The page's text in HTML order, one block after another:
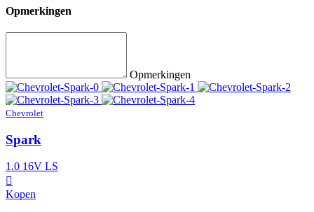
Opmerkingen
Opmerkingen
Chevrolet
Spark
1.0 16V LS
Kopen